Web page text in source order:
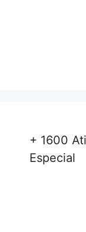
+ 1600
Especial